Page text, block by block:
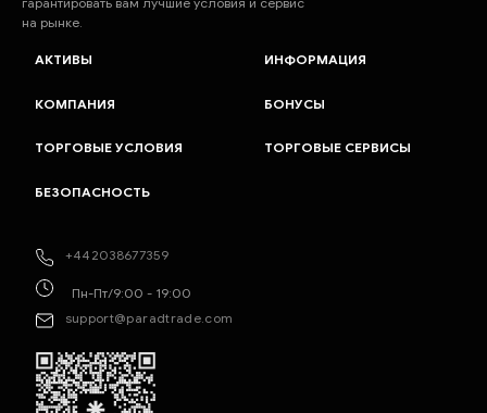
на рынке.
+442038677359
Пн-Пт/9:00 - 19:00
support@paradtrade.com
АКТИВЫ ИНФОРМАЦИЯ
КОМПАНИЯ БОНУСЫ
ТОРГОВЫЕ УСЛОВИЯ ТОРГОВЫЕ СЕРВИСЫ
БЕЗОПАСНОСТЬ